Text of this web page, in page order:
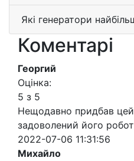
Які генератори
Коментарі
Георгий
Оцінка:
5 з 5
Нещодавно придбав
задоволений його
2022-07-06 11:31:56
Михайло